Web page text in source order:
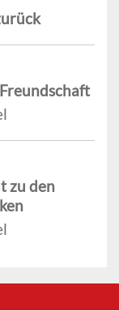
zu den